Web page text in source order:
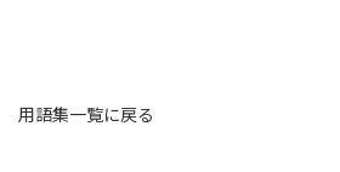
用語集一覧に戻る